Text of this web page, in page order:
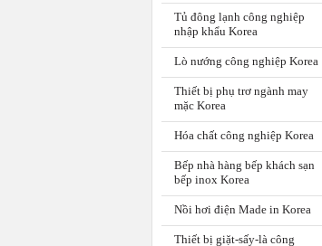
Tủ đông lạnh công nghiệp
nhập khẩu Korea
Lò nướng công nghiệp Korea
Thiết bị phụ trơ ngành may
mặc Korea
Hóa chất công nghiệp Korea
Bếp nhà hàng bếp khách sạn
bếp inox Korea
Nồi hơi điện Made in Korea
Thiết bị giặt-sấy-là công